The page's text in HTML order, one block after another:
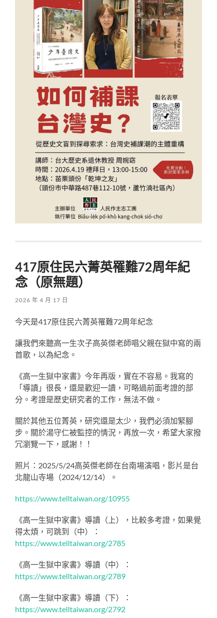
417原住民六菁英罹難72周年紀
念（原無題）
2026 年 4 月 17 日
今天是417原住民六菁英罹難72周年紀念
讓我們來聽高一生次子高英傑老師唱父親在獄中寫的兩
首歌，以為紀念。
《高一生獄中家書》今年再版，實在不容易。我寫的
「導讀」很長，還是歡迎一讀，可略過前面考證的部
分。考證是歷史研究者的工作，無法不做。
關於其他五位菁英，研究還是太少，我們必須加緊腳
步。關於湯守仁被監控的情況，再放一次，希望大家撥
冗瀏覽一下，感謝！！
照片：2025/5/24高英傑老師在台南場演唱，影片是台
北龍山寺場（2024/12/14）。
https://www.telltaiwan.org/10955
《高一生獄中家書》導讀（上），比較多考證，如果覺
得太煩，可跳到（中）：
https://www.telltaiwan.org/2785
《高一生獄中家書》導讀（中）：
https://www.telltaiwan.org/2789
《高一生獄中家書》導讀（下）：
https://www.telltaiwan.org/2792